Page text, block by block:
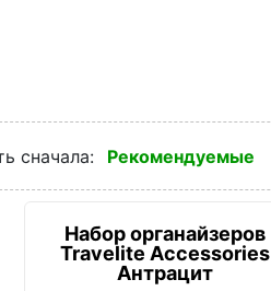
сначала: Рекомендуемые
Набор органайзеров
Travelite Accessories
Антрацит